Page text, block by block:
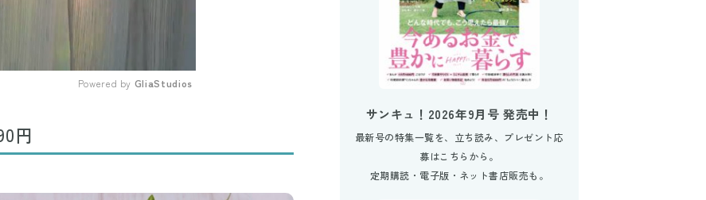
Powered by GliaStudios
円
サンキュ！2026年9月号 発売中！
最新号の特集一覧を、立ち読み、プレゼント応
募はこちらから。
定期購読・電子版・ネット書店販売も。